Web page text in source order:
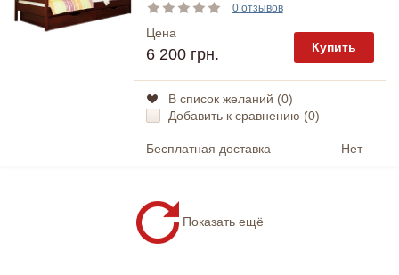
0 отзывов
Цена
6 200 грн. Купить
В список желаний (0)
Добавить к сравнению (0)
Бесплатная доставка Нет
Показать ещё